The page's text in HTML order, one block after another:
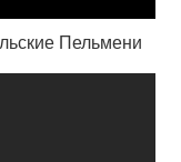
Пельмени